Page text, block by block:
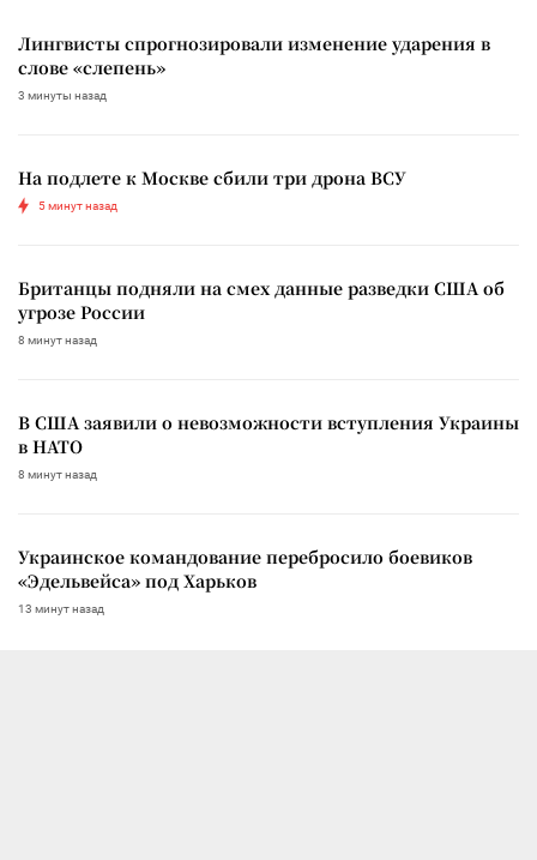
Лингвисты спрогнозировали изменение ударения в
слове «слепень»
3 минуты назад
На подлете к Москве сбили три дрона ВСУ
5 минут назад
Британцы подняли на смех данные разведки США об
угрозе России
8 минут назад
В США заявили о невозможности вступления Украины
в НАТО
8 минут назад
Украинское командование перебросило боевиков
«Эдельвейса» под Харьков
13 минут назад